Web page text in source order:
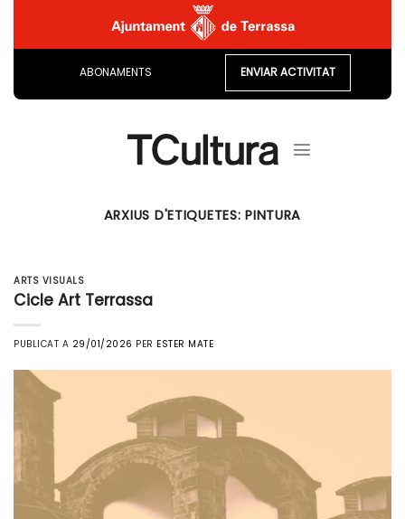
content
ABONAMENTS ENVIAR ACTIVITAT
ARXIUS D'ETIQUETES:PINTURA
ARTS VISUALS
Cicle Art Terrassa
PUBLICAT A 29/01/2026 PER ESTER MATE